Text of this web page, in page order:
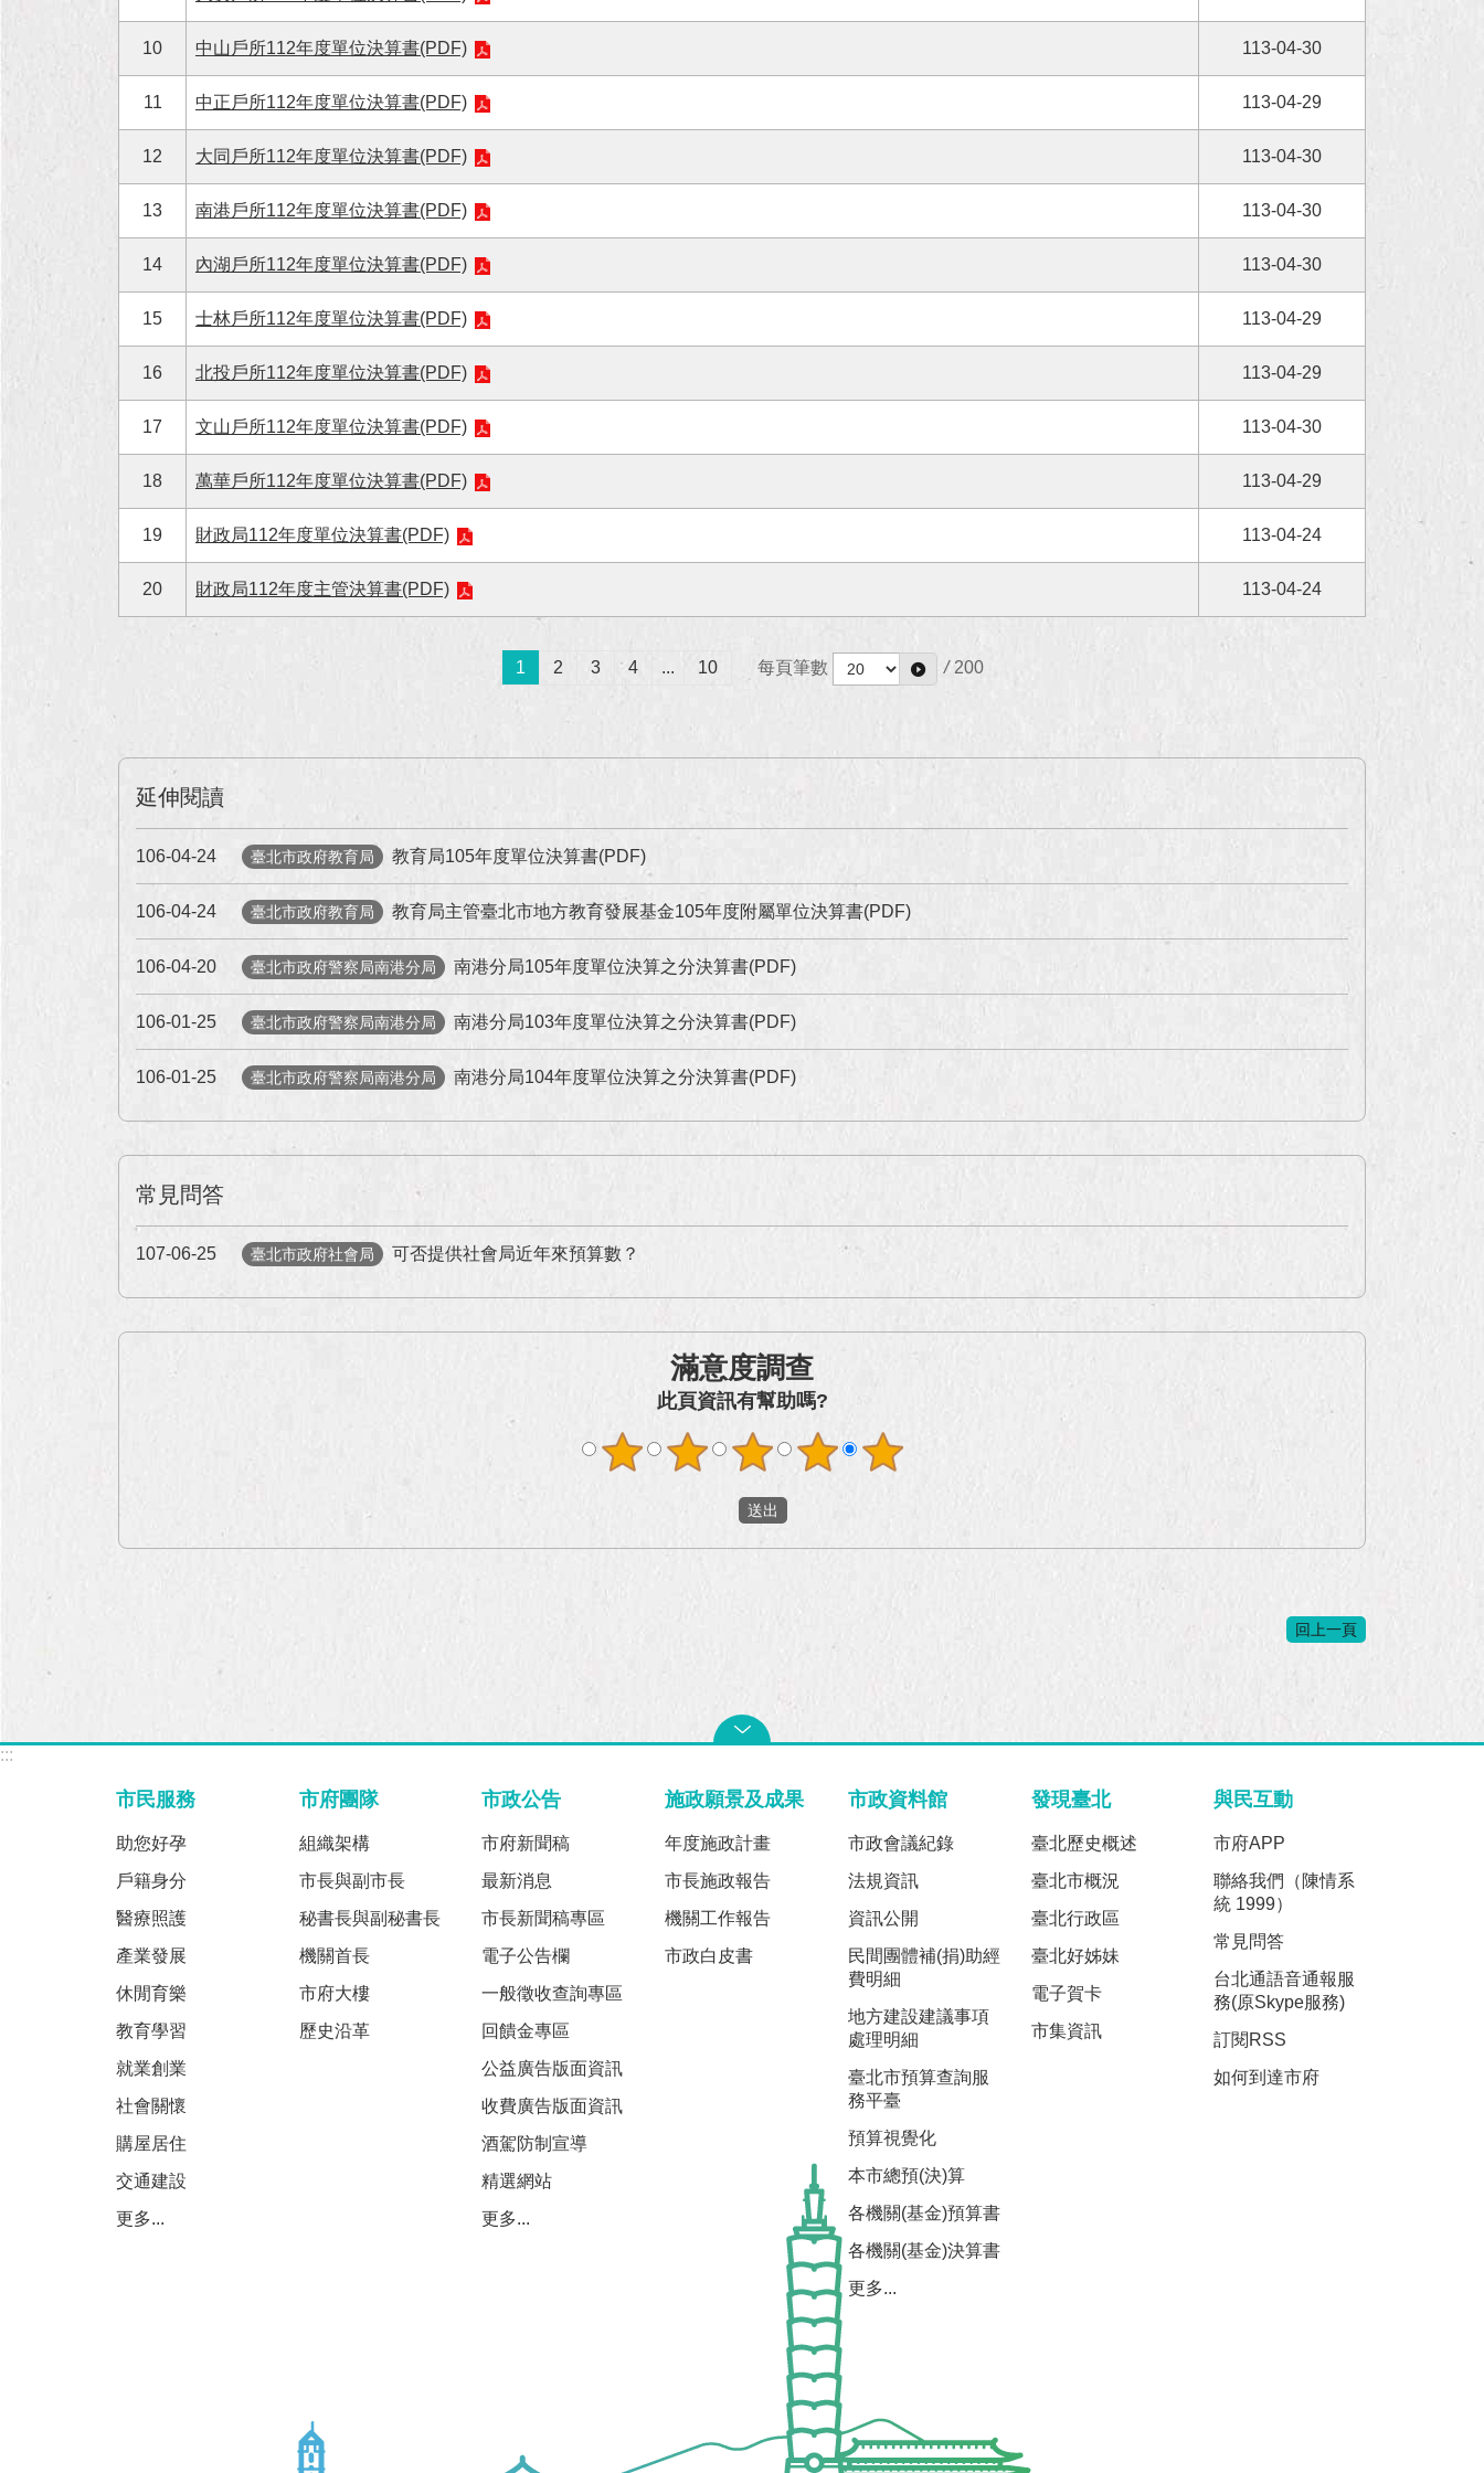
10 中山戶所112年度單位決算書(PDF) 113-04-30
11 中正戶所112年度單位決算書(PDF) 113-04-29
12 大同戶所112年度單位決算書(PDF) 113-04-30
13 南港戶所112年度單位決算書(PDF) 113-04-30
14 內湖戶所112年度單位決算書(PDF) 113-04-30
15 士林戶所112年度單位決算書(PDF) 113-04-29
16 北投戶所112年度單位決算書(PDF) 113-04-29
17 文山戶所112年度單位決算書(PDF) 113-04-30
18 萬華戶所112年度單位決算書(PDF) 113-04-29
19 財政局112年度單位決算書(PDF) 113-04-24
20 財政局112年度主管決算書(PDF) 113-04-24
1 2 3 4 ... 10 每頁筆數 / 200
延伸閱讀
106-04-24 臺北市政府教育局 教育局105年度單位決算書(PDF)
106-04-24 臺北市政府教育局 教育局主管臺北市地方教育發展基金105年度附屬單位決算書(PDF)
106-04-20 臺北市政府警察局南港分局 南港分局105年度單位決算之分決算書(PDF)
106-01-25 臺北市政府警察局南港分局 南港分局103年度單位決算之分決算書(PDF)
106-01-25 臺北市政府警察局南港分局 南港分局104年度單位決算之分決算書(PDF)
常見問答
107-06-25 臺北市政府社會局 可否提供社會局近年來預算數？
滿意度調查
此頁資訊有幫助嗎?
回上一頁
:::
市民服務
助您好孕
戶籍身分
醫療照護
產業發展
休閒育樂
教育學習
就業創業
社會關懷
購屋居住
交通建設
更多...
市府團隊
組織架構
市長與副市長
秘書長與副秘書長
機關首長
市府大樓
歷史沿革
市政公告
市府新聞稿
最新消息
市長新聞稿專區
電子公告欄
一般徵收查詢專區
回饋金專區
公益廣告版面資訊
收費廣告版面資訊
酒駕防制宣導
精選網站
更多...
施政願景及成果
年度施政計畫
市長施政報告
機關工作報告
市政白皮書
市政資料館
市政會議紀錄
法規資訊
資訊公開
民間團體補(捐)助經
費明細
地方建設建議事項
處理明細
臺北市預算查詢服
務平臺
預算視覺化
本市總預(決)算
各機關(基金)預算書
各機關(基金)決算書
更多...
發現臺北
臺北歷史概述
臺北市概況
臺北行政區
臺北好姊妹
電子賀卡
市集資訊
與民互動
市府APP
聯絡我們（陳情系
統 1999）
常見問答
台北通語音通報服
務(原Skype服務)
訂閱RSS
如何到達市府